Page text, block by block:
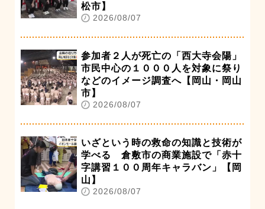
松市】
2026/08/07
参加者２人が死亡の「西大寺会陽」
市民中心の１０００人を対象に祭り
などのイメージ調査へ【岡山・岡山
市】
2026/08/07
いざという時の救命の知識と技術が
学べる 倉敷市の商業施設で「赤十
字講習１００周年キャラバン」【岡
山】
2026/08/07